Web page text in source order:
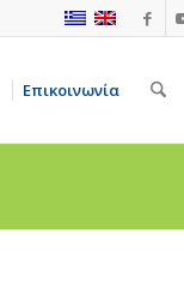
Επικοινωνία